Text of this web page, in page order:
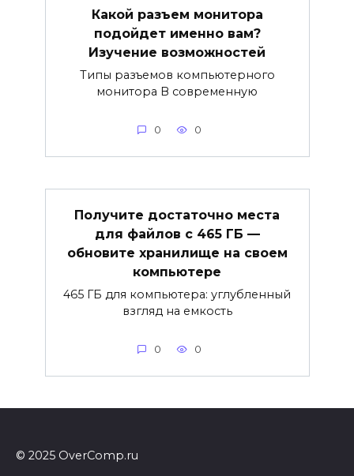
Какой разъем монитора
подойдет именно вам?
Изучение возможностей
Типы разъемов компьютерного
монитора В современную
0 0
Получите достаточно места
для файлов с 465 ГБ —
обновите хранилище на своем
компьютере
465 ГБ для компьютера: углубленный
взгляд на емкость
0 0
© 2025 OverComp.ru